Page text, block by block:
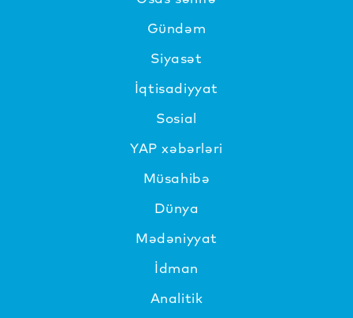
Gündəm
Siyasət
İqtisadiyyat
Sosial
YAP xəbərləri
Müsahibə
Dünya
Mədəniyyat
İdman
Analitik